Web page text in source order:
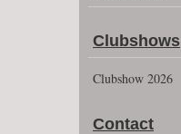
Clubshows
Clubshow 2026
Contact